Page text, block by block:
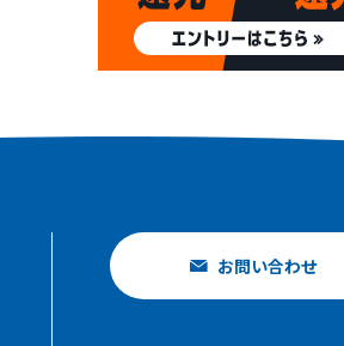
お問い合わせ